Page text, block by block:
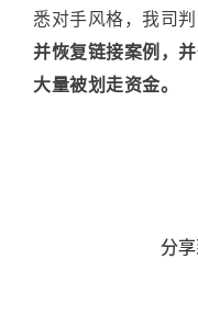
悉对手风格，我司
并恢复链接案例，
大量被划走资金。
分享